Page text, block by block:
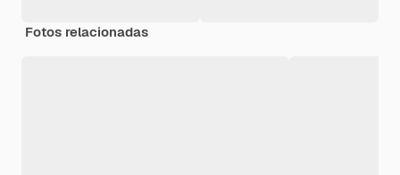
Fotos relacionadas